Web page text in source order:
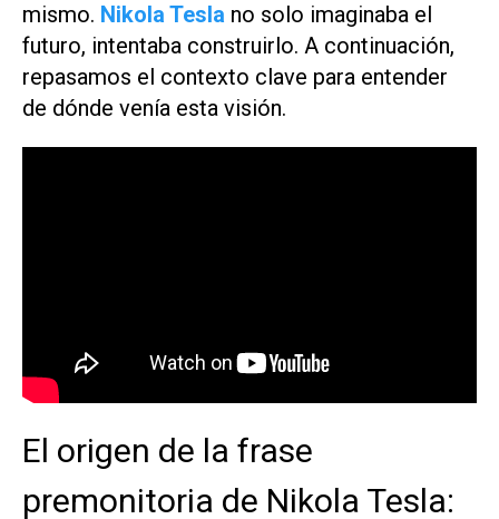
mismo. Nikola Tesla no solo imaginaba el
futuro, intentaba construirlo. A continuación,
repasamos el contexto clave para entender
de dónde venía esta visión.
El origen de la frase
premonitoria de Nikola Tesla: